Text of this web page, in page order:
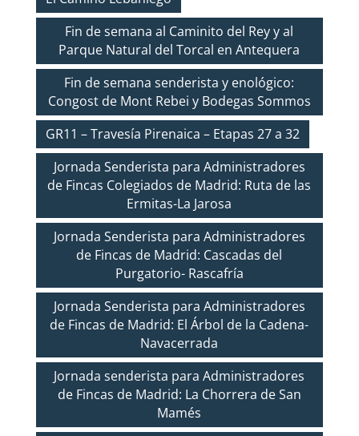
Fin de semana al Caminito del Rey y al
Parque Natural del Torcal en Antequera
Fin de semana senderista y enológico:
Congost de Mont Rebei y Bodegas Sommos
GR11 – Travesía Pirenaica – Etapas 27 a 32
Jornada Senderista para Administradores
de Fincas Colegiados de Madrid: Ruta de las
Ermitas-La Jarosa
Jornada Senderista para Administradores
de Fincas de Madrid: Cascadas del
Purgatorio- Rascafría
Jornada Senderista para Administradores
de Fincas de Madrid: El Árbol de la Cadena-
Navacerrada
Jornada senderista para Administradores
de Fincas de Madrid: La Chorrera de San
Mamés